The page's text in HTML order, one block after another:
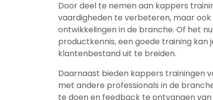
Door deel te nemen aan kappers
vaardigheden te verbeteren, maar
ontwikkelingen in de branche. Of het
productkennis, een goede training kan
klantenbestand uit te breiden.
Daarnaast bieden kappers trainingen
met andere professionals in de
te doen en feedback te ontvangen van